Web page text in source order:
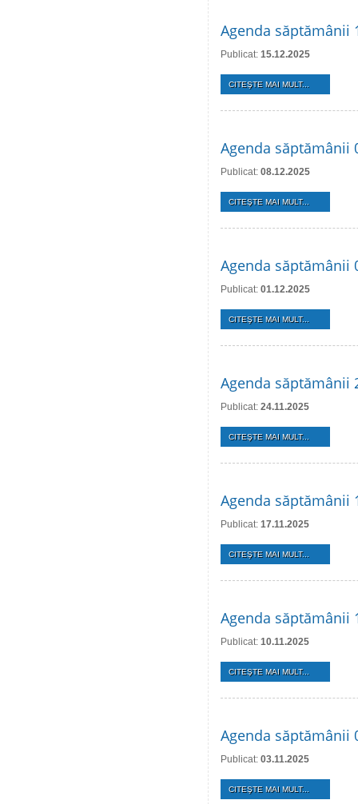
Agenda săptămânii
Publicat: 15.12.2025
CITEŞTE MAI MULT...
Agenda săptămânii
Publicat: 08.12.2025
CITEŞTE MAI MULT...
Agenda săptămânii
Publicat: 01.12.2025
CITEŞTE MAI MULT...
Agenda săptămânii
Publicat: 24.11.2025
CITEŞTE MAI MULT...
Agenda săptămânii
Publicat: 17.11.2025
CITEŞTE MAI MULT...
Agenda săptămânii
Publicat: 10.11.2025
CITEŞTE MAI MULT...
Agenda săptămânii
Publicat: 03.11.2025
CITEŞTE MAI MULT...